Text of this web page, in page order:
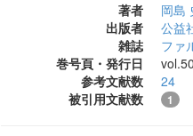
著者
岡島
出版者
公益
雑誌
ファ
巻号頁・発行日
参考文献数
24
被引用文献数
1